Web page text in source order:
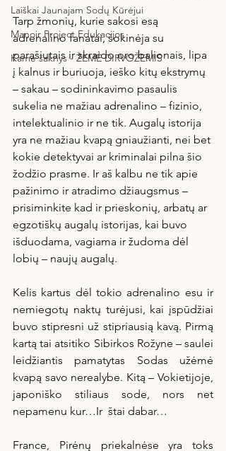
Laiškai Jaunajam Sodų Kūrėjui
Manoir Project Edukacijos
Kame šaknys - ŽEMĖ DIRVOŽEMIS
Tarp žmonių, kurie sakosi esą
adrenalino fanatai, šokinėja su
parašiutais ir skraido oro balionais, lipa
į kalnus ir buriuoja, ieško kitų ekstrymų
– sakau – sodininkavimo pasaulis
sukelia ne mažiau adrenalino – fizinio,
intelektualinio ir ne tik. Augalų istorija
yra ne mažiau kvapą gniaužianti, nei bet
kokie detektyvai ar kriminalai pilna šio
žodžio prasme. Ir aš kalbu ne tik apie
pažinimo ir atradimo džiaugsmus –
prisiminkite kad ir prieskonių, arbatų ar
egzotiškų augalų istorijas, kai buvo
išduodama, vagiama ir žudoma dėl
lobių – naujų augalų.
Kelis kartus dėl tokio adrenalino esu ir
nemiegotų naktų turėjusi, kai įspūdžiai
buvo stipresni už stipriausią kavą. Pirmą
kartą tai atsitiko Sibirkos Rožyne – saulei
leidžiantis pamatytas Sodas užėmė
kvapą savo nerealybe. Kitą – Vokietijoje,
japoniško stiliaus sode, nors net
nepamenu kur…Ir  štai dabar…
France, Pirėnų priekalnėse yra toks